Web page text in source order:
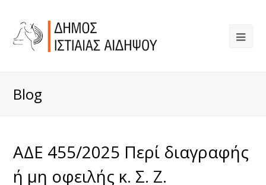
Blog
ΑΔΕ 455/2025 Περί διαγραφής
ή μη οφειλής κ. Σ. Ζ.